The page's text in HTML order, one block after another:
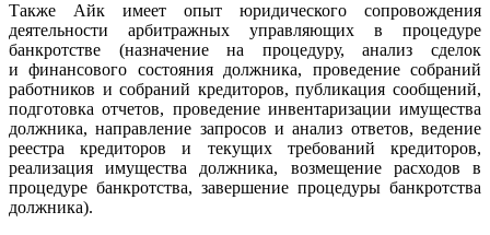
Также Айк имеет опыт юридического сопровождения
деятельности арбитражных управляющих в процедуре
банкротстве (назначение на процедуру, анализ сделок
и финансового состояния должника, проведение собраний
работников и собраний кредиторов, публикация сообщений,
подготовка отчетов, проведение инвентаризации имущества
должника, направление запросов и анализ ответов, ведение
реестра кредиторов и текущих требований кредиторов,
реализация имущества должника, возмещение расходов в
процедуре банкротства, завершение процедуры банкротства
должника).